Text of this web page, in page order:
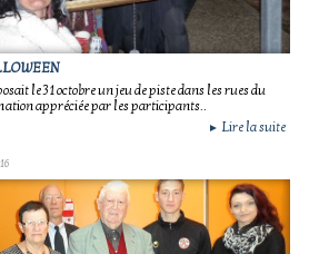
le 31 octobre un jeu de piste dans les rues du
appréciée par les participants..
► Lire la suite